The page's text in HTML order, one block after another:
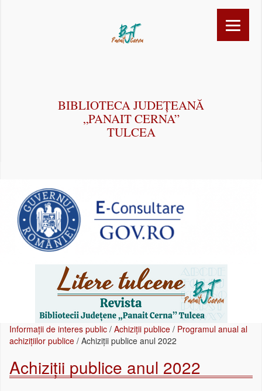
BIBLIOTECA JUDEȚEANĂ
„PANAIT CERNA”
TULCEA
Informații de interes public / Achiziții publice / Programul anual al
achizițiilor publice / Achiziții publice anul 2022
Achiziții publice anul 2022